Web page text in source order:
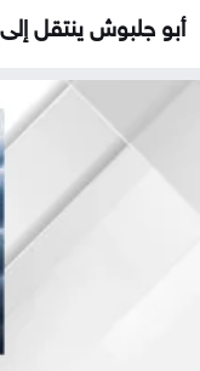
أبو جلبوش ينتقل